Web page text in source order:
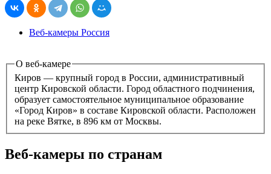
Веб-камеры Россия
О веб-камере
Киров — крупный город в России, административный
центр Кировской области. Город областного подчинения,
образует самостоятельное муниципальное образование
«Город Киров» в составе Кировской области. Расположен
на реке Вятке, в 896 км от Москвы.
Веб-камеры по странам